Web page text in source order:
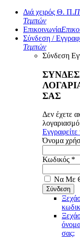
Διά χειρός Θ. Π.
Τεμπών
Επικοινωνία
Σύνδεση /
Τεμπών
Σύνδεση
ΣΑΣ
Δεν έχετε
Όνομα
Κωδικός *
Να Με
σας;